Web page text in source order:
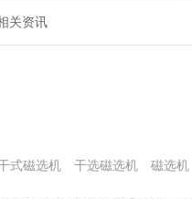
关资讯
式磁选机 干选磁选机 磁选机